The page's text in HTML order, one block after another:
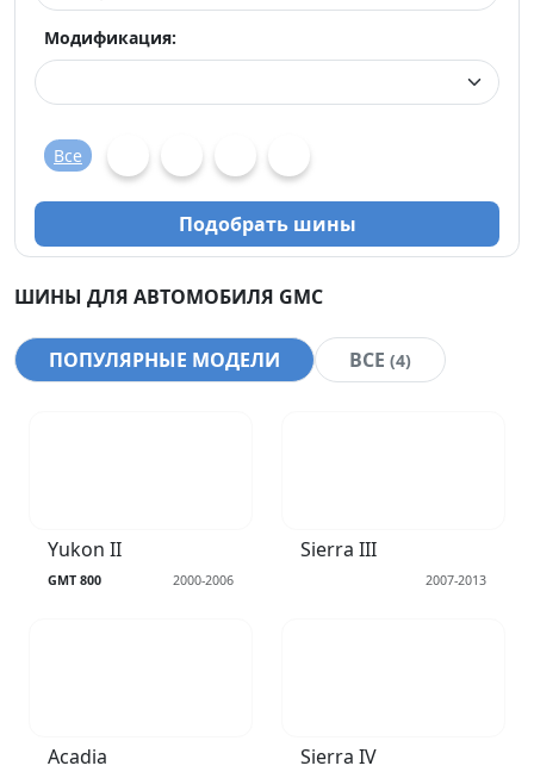
Модификация:
Все
Подобрать шины
ШИНЫ ДЛЯ АВТОМОБИЛЯ GMC
ПОПУЛЯРНЫЕ МОДЕЛИ ВСЕ (4)
Yukon II
GMT 800 2000-2006
Sierra III
2007-2013
Acadia Sierra IV